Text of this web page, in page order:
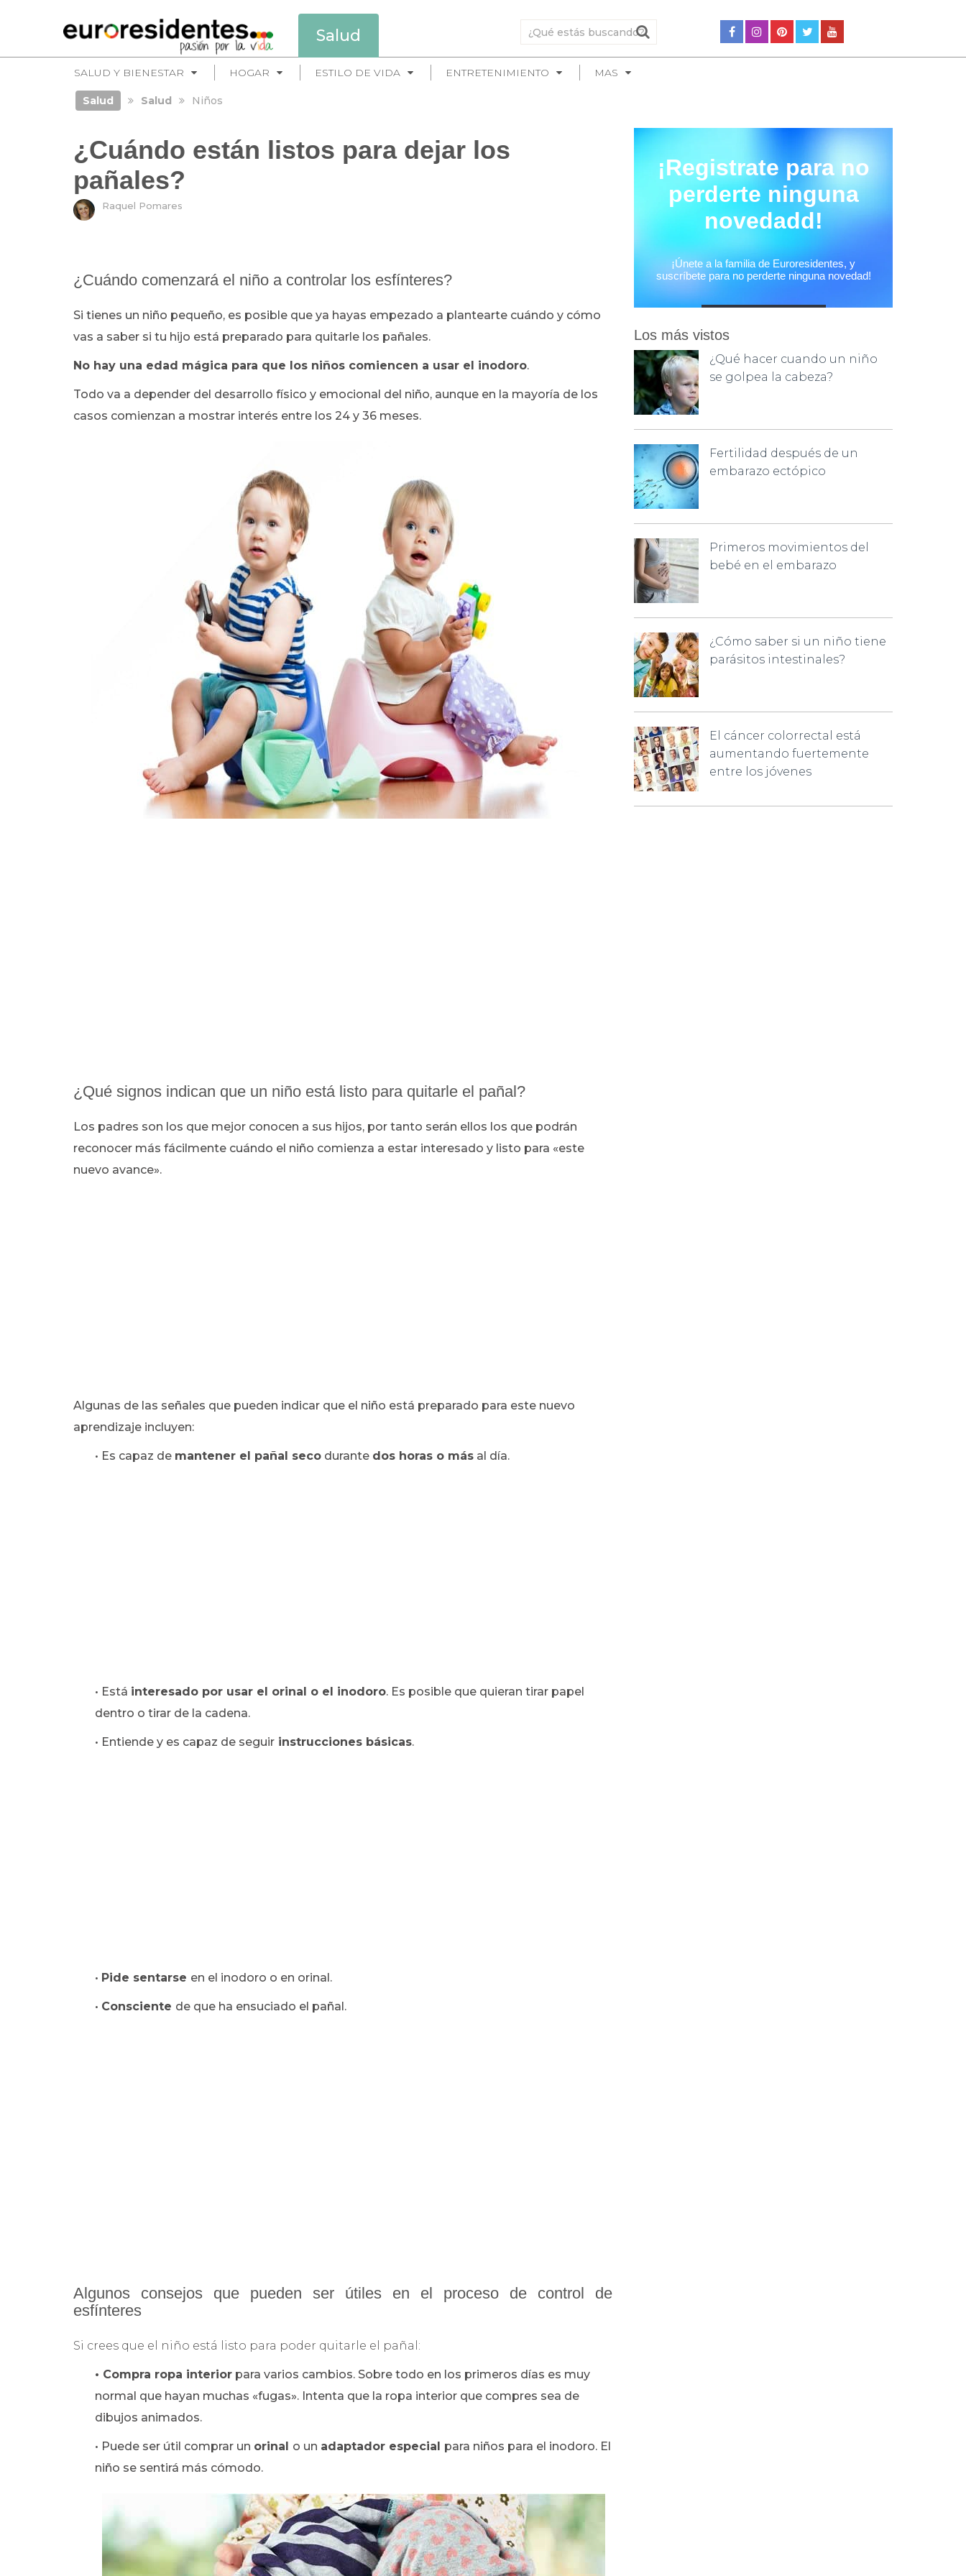
Salud
SALUD Y BIENESTAR HOGAR ESTILO DE VIDA ENTRETENIMIENTO MAS
Salud Salud Niños
¿Cuándo están listos para dejar los
pañales?
Raquel Pomares
¿Cuándo comenzará el niño a controlar los esfínteres?
Si tienes un niño pequeño, es posible que ya hayas empezado a plantearte cuándo y cómo
vas a saber si tu hijo está preparado para quitarle los pañales.
No hay una edad mágica para que los niños comiencen a usar el inodoro.
Todo va a depender del desarrollo físico y emocional del niño, aunque en la mayoría de los
casos comienzan a mostrar interés entre los 24 y 36 meses.
¿Qué signos indican que un niño está listo para quitarle el pañal?
Los padres son los que mejor conocen a sus hijos, por tanto serán ellos los que podrán
reconocer más fácilmente cuándo el niño comienza a estar interesado y listo para «este
nuevo avance».
Algunas de las señales que pueden indicar que el niño está preparado para este nuevo
aprendizaje incluyen:
• Es capaz de mantener el pañal seco durante dos horas o más al día.
• Está interesado por usar el orinal o el inodoro. Es posible que quieran tirar papel
dentro o tirar de la cadena.
• Entiende y es capaz de seguir instrucciones básicas.
• Pide sentarse en el inodoro o en orinal.
• Consciente de que ha ensuciado el pañal.
Algunos consejos que pueden ser útiles en el proceso de control de
esfínteres
Si crees que el niño está listo para poder quitarle el pañal:
• Compra ropa interior para varios cambios. Sobre todo en los primeros días es muy
normal que hayan muchas «fugas». Intenta que la ropa interior que compres sea de
dibujos animados.
• Puede ser útil comprar un orinal o un adaptador especial para niños para el inodoro. El
niño se sentirá más cómodo.
Los más vistos
¿Qué hacer cuando un niño
se golpea la cabeza?
Fertilidad después de un
embarazo ectópico
Primeros movimientos del
bebé en el embarazo
¿Cómo saber si un niño tiene
parásitos intestinales?
El cáncer colorrectal está
aumentando fuertemente
entre los jóvenes